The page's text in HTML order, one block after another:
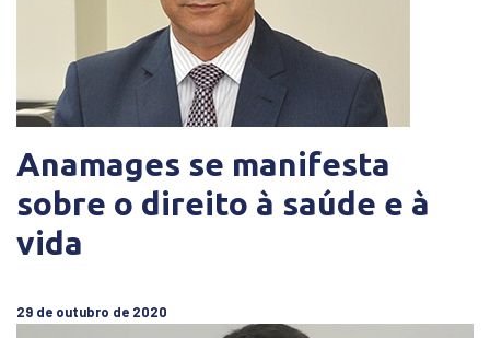
Anamages se manifesta
sobre o direito à saúde e à
vida
29 de outubro de 2020